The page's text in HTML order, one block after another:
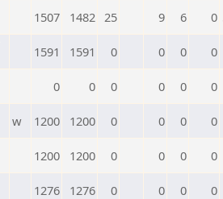
1507 1482 25 9 6 0
1591 1591 0 0 0 0
0 0 0 0 0 0
w 1200 1200 0 0 0 0
1200 1200 0 0 0 0
1276 1276 0 0 0 0